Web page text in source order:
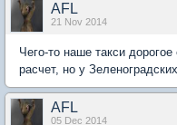
AFL
21 Nov 2014
Чего-то наше такси
расчет, но у
AFL
05 Dec 2014